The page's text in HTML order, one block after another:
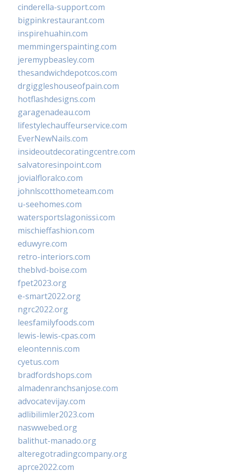
cinderella-support.com
bigpinkrestaurant.com
inspirehuahin.com
memmingerspainting.com
jeremypbeasley.com
thesandwichdepotcos.com
drgiggleshouseofpain.com
hotflashdesigns.com
garagenadeau.com
lifestylechauffeurservice.com
EverNewNails.com
insideoutdecoratingcentre.com
salvatoresinpoint.com
jovialfloralco.com
johnlscotthometeam.com
u-seehomes.com
watersportslagonissi.com
mischieffashion.com
eduwyre.com
retro-interiors.com
theblvd-boise.com
fpet2023.org
e-smart2022.org
ngrc2022.org
leesfamilyfoods.com
lewis-lewis-cpas.com
eleontennis.com
cyetus.com
bradfordshops.com
almadenranchsanjose.com
advocatevijay.com
adlibilimler2023.com
naswwebed.org
balithut-manado.org
alteregotradingcompany.org
aprce2022.com